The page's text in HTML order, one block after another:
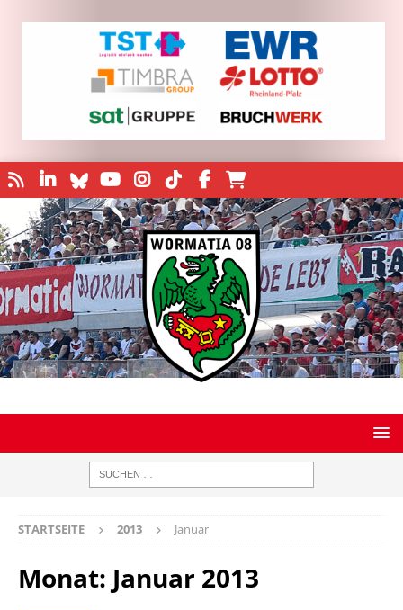
STARTSEITE 2013 Januar
Monat: Januar 2013